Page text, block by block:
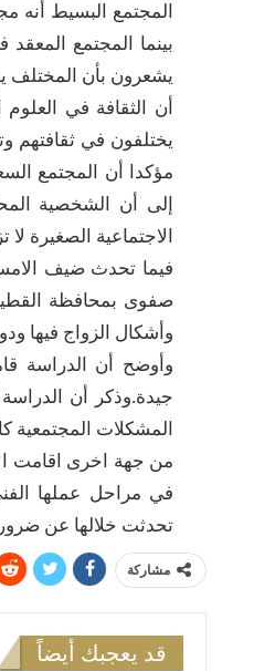
المجتمع البسيط أنه
بينما المجتمع
يشعرون بأن المختلف
أن الثقافة في
يختلفون في ثقافتهم
مؤكدا أن المجتمع
إلى أن الشخصية
الاجتماعية الصغيرة
فيما تحدث ضيف
صفوى بمحافظة
وأشكال الزواج فيها
وأوضح أن الدراسة
جيدة.وذكر أن
المشكلات المجتمعية
من جهة اخرى اقامت
في مراحل عملها
تحدثت خلالها عن
مشاركة
قد يعجبك أيضاً